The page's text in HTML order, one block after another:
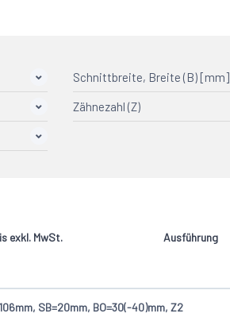
Schnittbreite, Breite (B) [mm]
Zähnezahl (Z)
exkl. MwSt. Ausführung
SB=20mm, BO=30(-40)mm, Z2